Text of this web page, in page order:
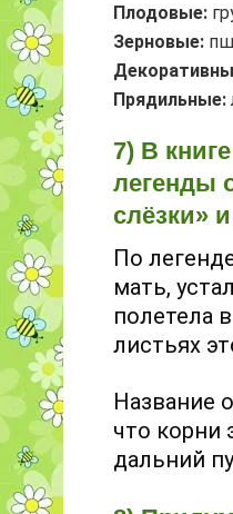
Плодовые:
Зерновые:
Прядильные:
7) В
легенды
слёзки»
По
мать,
полетела
листьях
Название
что корни
дальний